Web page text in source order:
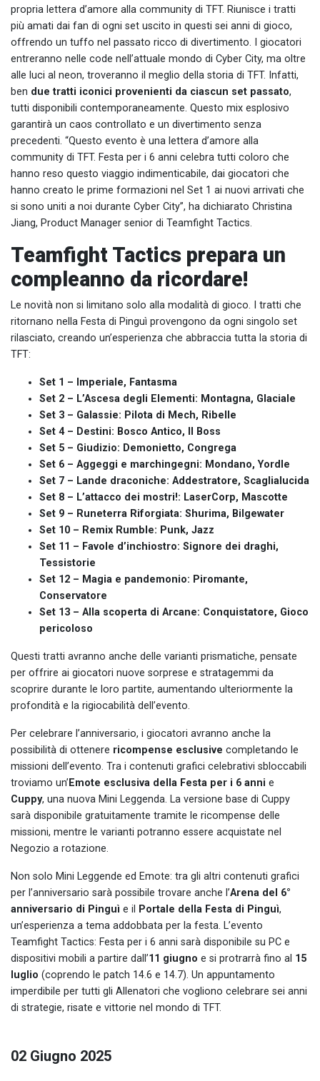
propria lettera d’amore alla community di TFT. Riunisce i tratti
più amati dai fan di ogni set uscito in questi sei anni di gioco,
offrendo un tuffo nel passato ricco di divertimento. I giocatori
entreranno nelle code nell’attuale mondo di Cyber City, ma oltre
alle luci al neon, troveranno il meglio della storia di TFT. Infatti,
ben due tratti iconici provenienti da ciascun set passato,
tutti disponibili contemporaneamente. Questo mix esplosivo
garantirà un caos controllato e un divertimento senza
precedenti. “Questo evento è una lettera d’amore alla
community di TFT. Festa per i 6 anni celebra tutti coloro che
hanno reso questo viaggio indimenticabile, dai giocatori che
hanno creato le prime formazioni nel Set 1 ai nuovi arrivati che
si sono uniti a noi durante Cyber City”, ha dichiarato Christina
Jiang, Product Manager senior di Teamfight Tactics.
Teamfight Tactics prepara un
compleanno da ricordare!
Le novità non si limitano solo alla modalità di gioco. I tratti che
ritornano nella Festa di Pinguì provengono da ogni singolo set
rilasciato, creando un’esperienza che abbraccia tutta la storia di
TFT:
Set 1 – Imperiale, Fantasma
Set 2 – L’Ascesa degli Elementi: Montagna, Glaciale
Set 3 – Galassie: Pilota di Mech, Ribelle
Set 4 – Destini: Bosco Antico, Il Boss
Set 5 – Giudizio: Demonietto, Congrega
Set 6 – Aggeggi e marchingegni: Mondano, Yordle
Set 7 – Lande draconiche: Addestratore, Scaglialucida
Set 8 – L’attacco dei mostri!: LaserCorp, Mascotte
Set 9 – Runeterra Riforgiata: Shurima, Bilgewater
Set 10 – Remix Rumble: Punk, Jazz
Set 11 – Favole d’inchiostro: Signore dei draghi,
Tessistorie
Set 12 – Magia e pandemonio: Piromante,
Conservatore
Set 13 – Alla scoperta di Arcane: Conquistatore, Gioco
pericoloso
Questi tratti avranno anche delle varianti prismatiche, pensate
per offrire ai giocatori nuove sorprese e stratagemmi da
scoprire durante le loro partite, aumentando ulteriormente la
profondità e la rigiocabilità dell’evento.
Per celebrare l’anniversario, i giocatori avranno anche la
possibilità di ottenere ricompense esclusive completando le
missioni dell’evento. Tra i contenuti grafici celebrativi sbloccabili
troviamo un’ Emote esclusiva della Festa per i 6 anni e
Cuppy, una nuova Mini Leggenda. La versione base di Cuppy
sarà disponibile gratuitamente tramite le ricompense delle
missioni, mentre le varianti potranno essere acquistate nel
Negozio a rotazione.
Non solo Mini Leggende ed Emote: tra gli altri contenuti grafici
per l’anniversario sarà possibile trovare anche l’Arena del 6°
anniversario di Pinguì e il Portale della Festa di Pinguì,
un’esperienza a tema addobbata per la festa. L’evento
Teamfight Tactics: Festa per i 6 anni sarà disponibile su PC e
dispositivi mobili a partire dall’11 giugno e si protrarrà fino al 15
luglio (coprendo le patch 14.6 e 14.7). Un appuntamento
imperdibile per tutti gli Allenatori che vogliono celebrare sei anni
di strategie, risate e vittorie nel mondo di TFT.
02 Giugno 2025